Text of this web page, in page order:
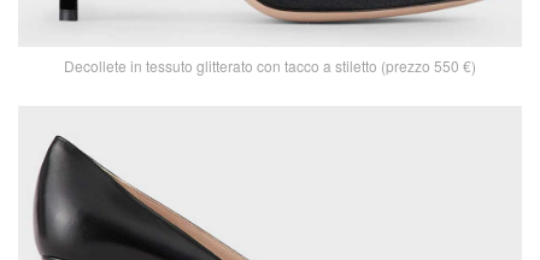
Decollete in tessuto glitterato con tacco a stiletto (prezzo 550 €)